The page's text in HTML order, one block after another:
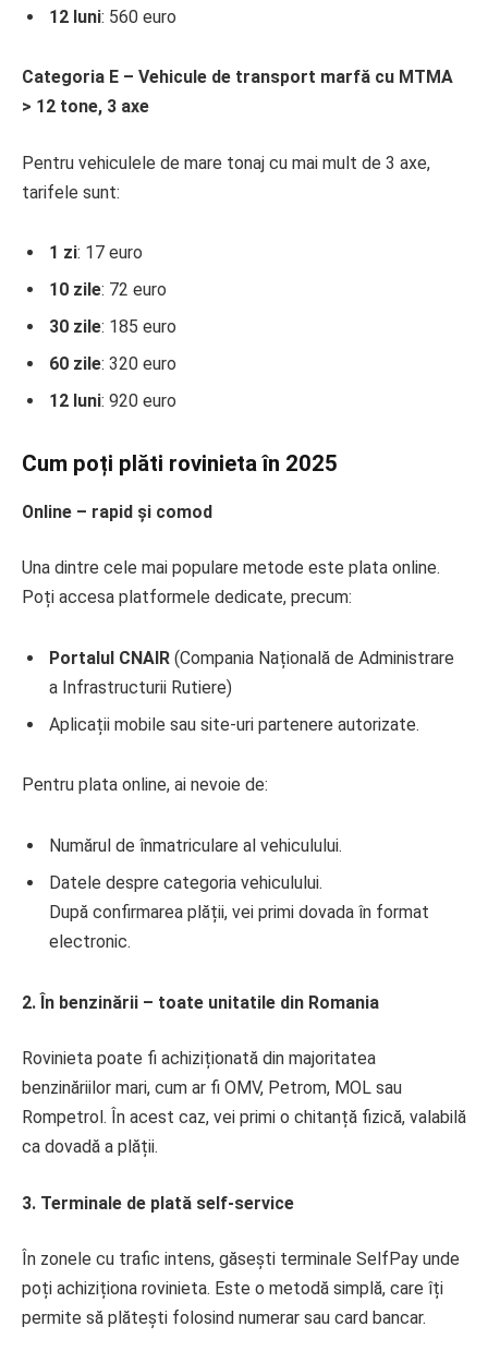
12 luni: 560 euro
Categoria E – Vehicule de transport marfă cu MTMA
> 12 tone, 3 axe
Pentru vehiculele de mare tonaj cu mai mult de 3 axe,
tarifele sunt:
1 zi: 17 euro
10 zile: 72 euro
30 zile: 185 euro
60 zile: 320 euro
12 luni: 920 euro
Cum poți plăti rovinieta în 2025
Online – rapid și comod
Una dintre cele mai populare metode este plata online.
Poți accesa platformele dedicate, precum:
Portalul CNAIR (Compania Națională de Administrare
a Infrastructurii Rutiere)
Aplicații mobile sau site-uri partenere autorizate.
Pentru plata online, ai nevoie de:
Numărul de înmatriculare al vehiculului.
Datele despre categoria vehiculului.
După confirmarea plății, vei primi dovada în format
electronic.
2. În benzinării – toate unitatile din Romania
Rovinieta poate fi achiziționată din majoritatea
benzinăriilor mari, cum ar fi OMV, Petrom, MOL sau
Rompetrol. În acest caz, vei primi o chitanță fizică, valabilă
ca dovadă a plății.
3. Terminale de plată self-service
În zonele cu trafic intens, găsești terminale SelfPay unde
poți achiziționa rovinieta. Este o metodă simplă, care îți
permite să plătești folosind numerar sau card bancar.